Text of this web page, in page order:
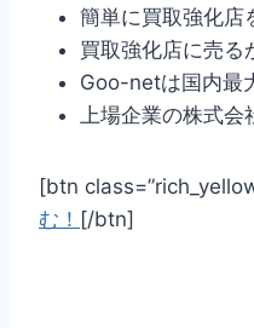
簡単に買取強化店
買取強化店に売る
Goo-netは国内最
上場企業の株式
[btn
む！ [/btn]